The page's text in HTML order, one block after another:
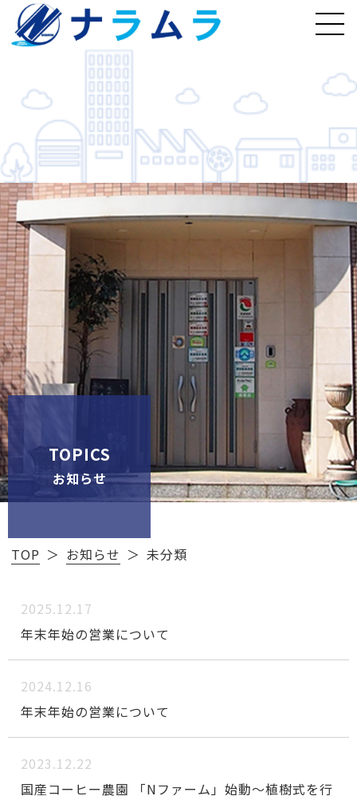
TOPICS
お知らせ
TOP お知らせ 未分類
2025.12.17
年末年始の営業について
2024.12.16
年末年始の営業について
2023.12.22
国産コーヒー農園 「Nファーム」始動～植樹式を行